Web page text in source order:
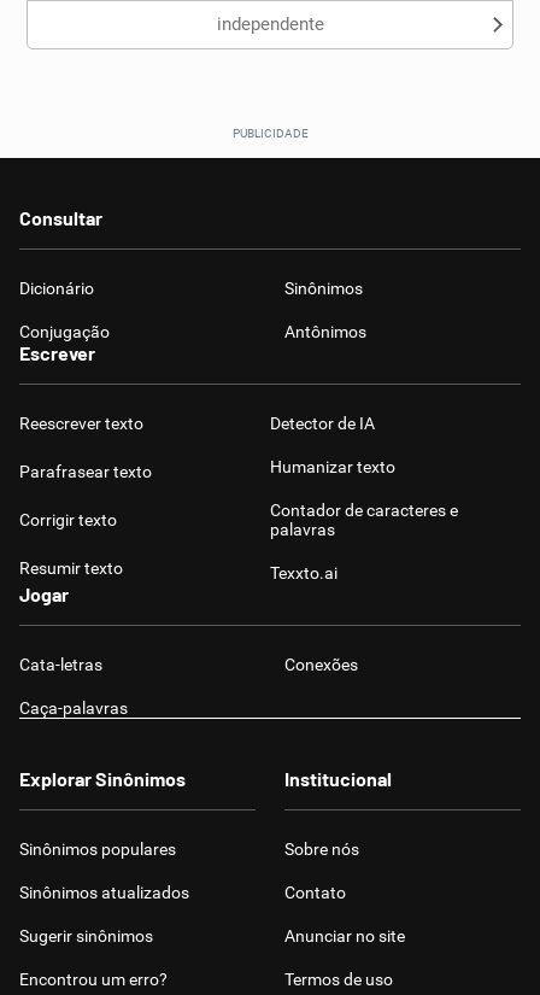
independente
Consultar
Dicionário Sinônimos
Conjugação Antônimos
Escrever
Reescrever texto
Parafrasear texto
Corrigir texto
Resumir texto
Detector de IA
Humanizar texto
Contador de caracteres e
palavras
Texxto.ai
Jogar
Cata-letras Conexões
Caça-palavras
Explorar Sinônimos
Sinônimos populares
Sinônimos atualizados
Sugerir sinônimos
Encontrou um erro?
Institucional
Sobre nós
Contato
Anunciar no site
Termos de uso